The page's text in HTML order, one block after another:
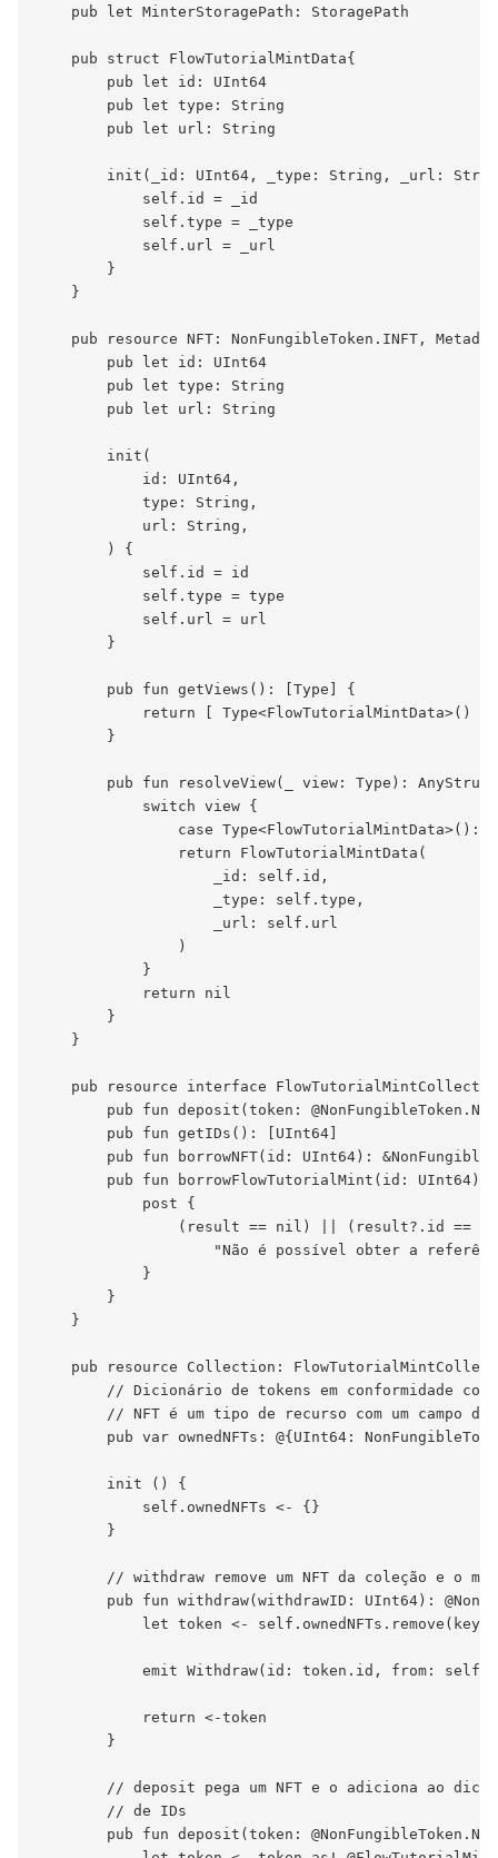
    pub let MinterStoragePath: StoragePath
    pub struct FlowTutorialMintData{
        pub let id: UInt64
        pub let type: String
        pub let url: String
init(_id: UInt64, _type: String, _url:
            self.id = _id
            self.type = _type
            self.url = _url
        }
    }
pub resource NFT: NonFungibleToken.INFT,
        pub let id: UInt64
        pub let type: String
        pub let url: String
        init(
            id: UInt64,
            type: String,
            url: String,
        ) {
            self.id = id
            self.type = type
            self.url = url
        }
        pub fun getViews(): [Type] {
            return [ Type<FlowTutorialMintData>() ]
        }
pub fun resolveView(_ view: Type):
            switch view {
                case Type<FlowTutorialMintData>():
                return FlowTutorialMintData(
                    _id: self.id,
                    _type: self.type,
                    _url: self.url
                )
            }
            return nil
        }
    }
pub resource interface
pub fun deposit(token:
        pub fun getIDs(): [UInt64]
pub fun borrowNFT(id: UInt64):
pub fun borrowFlowTutorialMint(id: UInt64):
            post {
(result == nil) || (result?.id ==
"Não é possível obter a
            }
        }
    }
pub resource Collection:
// Dicionário de tokens em conformidade com
// NFT é um tipo de recurso com um campo de
pub var ownedNFTs: @{UInt64:
        init () {
            self.ownedNFTs <- {}
        }
// withdraw remove um NFT da coleção e o
pub fun withdraw(withdrawID: UInt64):
let token <-
emit Withdraw(id: token.id, from:
            return <-token
        }
// deposit pega um NFT e o adiciona ao
        // de IDs
pub fun deposit(token: